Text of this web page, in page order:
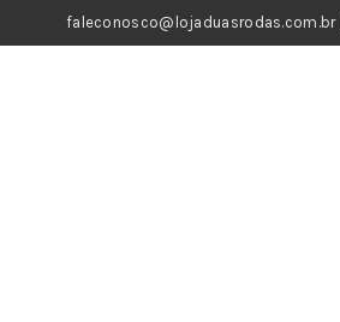
faleconosco@lojaduasrodas.com.br|